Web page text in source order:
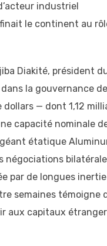
industriel
le continent au
Diakité, président
la gouvernance
— dont 1,12
capacité nominale
géant étatique
négociations
par de longues
semaines témoigne
aux capitaux